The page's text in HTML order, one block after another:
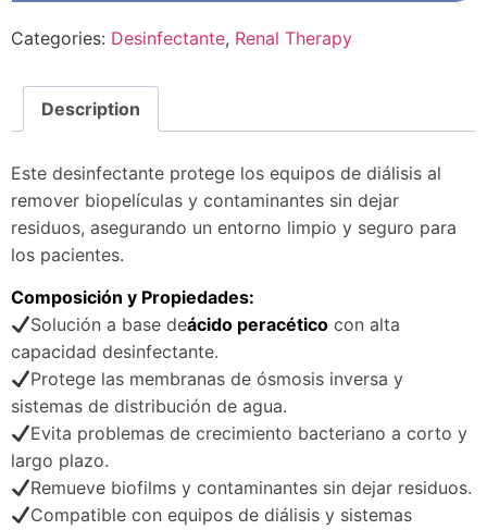
Categories: Desinfectante, Renal Therapy
Description
Este desinfectante protege los equipos de diálisis al
remover biopelículas y contaminantes sin dejar
residuos, asegurando un entorno limpio y seguro para
los pacientes.
Composición y Propiedades:
Solución a base deácido peracético con alta
capacidad desinfectante.
Protege las membranas de ósmosis inversa y
sistemas de distribución de agua.
Evita problemas de crecimiento bacteriano a corto y
largo plazo.
Remueve biofilms y contaminantes sin dejar residuos.
Compatible con equipos de diálisis y sistemas